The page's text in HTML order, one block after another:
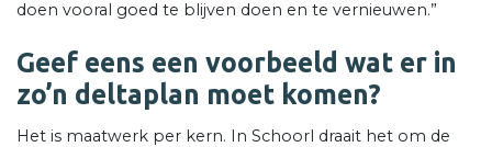
doen vooral goed te blijven doen en te vernieuwen.”
Geef eens een voorbeeld wat er in
zo’n deltaplan moet komen?
Het is maatwerk per kern. In Schoorl draait het om de